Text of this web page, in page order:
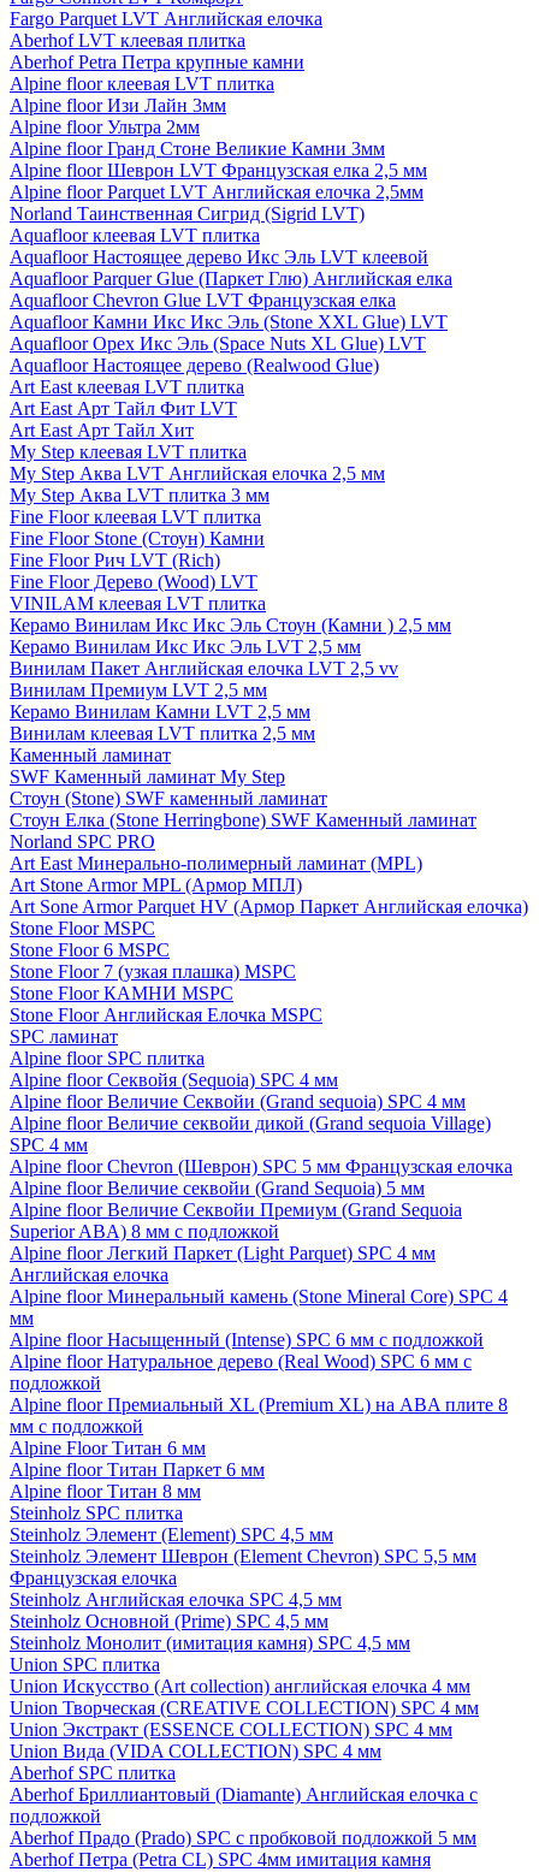
Fargo Parquet LVT Английская елочка
Aberhof LVT клеевая плитка
Aberhof Petra Петра крупные камни
Alpine floor клеевая LVT плитка
Alpine floor Изи Лайн 3мм
Alpine floor Ультра 2мм
Alpine floor Гранд Стоне Великие Камни 3мм
Alpine floor Шеврон LVT Французская елка 2,5 мм
Alpine floor Parquet LVT Английская елочка 2,5мм
Norland Таинственная Сигрид (Sigrid LVT)
Aquafloor клеевая LVT плитка
Aquafloor Настоящее дерево Икс Эль LVT клеевой
Aquafloor Parquer Glue (Паркет Глю) Английская елка
Aquafloor Chevron Glue LVT Французская елка
Aquafloor Камни Икс Икс Эль (Stone XXL Glue) LVT
Aquafloor Орех Икс Эль (Space Nuts XL Glue) LVT
Aquafloor Настоящее дерево (Realwood Glue)
Art East клеевая LVT плитка
Art East Арт Тайл Фит LVT
Art East Арт Тайл Хит
My Step клеевая LVT плитка
My Step Аква LVT Английская елочка 2,5 мм
My Step Аква LVT плитка 3 мм
Fine Floor клеевая LVT плитка
Fine Floor Stone (Стоун) Камни
Fine Floor Рич LVT (Rich)
Fine Floor Дерево (Wood) LVT
VINILAM клеевая LVT плитка
Керамо Винилам Икс Икс Эль Стоун (Камни ) 2,5 мм
Керамо Винилам Икс Икс Эль LVT 2,5 мм
Винилам Пакет Английская елочка LVT 2,5 vv
Винилам Премиум LVT 2,5 мм
Керамо Винилам Камни LVT 2,5 мм
Винилам клеевая LVT плитка 2,5 мм
Каменный ламинат
SWF Каменный ламинат My Step
Стоун (Stone) SWF каменный ламинат
Стоун Елка (Stone Herringbone) SWF Каменный ламинат
Norland SPC PRO
Art East Минерально-полимерный ламинат (MPL)
Art Stone Armor MPL (Армор МПЛ)
Art Sone Armor Parquet HV (Армор Паркет Английская елочка)
Stone Floor MSPC
Stone Floor 6 MSPC
Stone Floor 7 (узкая плашка) MSPC
Stone Floor КАМНИ MSPC
Stone Floor Английская Елочка MSPC
SPC ламинат
Alpine floor SPC плитка
Alpine floor Секвойя (Sequoia) SPC 4 мм
Alpine floor Величие Секвойи (Grand sequoia) SPC 4 мм
Alpine floor Величие секвойи дикой (Grand sequoia Village)
SPC 4 мм
Alpine floor Chevron (Шеврон) SPC 5 мм Французская елочка
Alpine floor Величие секвойи (Grand Sequoia) 5 мм
Alpine floor Величие Секвойи Премиум (Grand Sequoia
Superior ABA) 8 мм с подложкой
Alpine floor Легкий Паркет (Light Parquet) SPC 4 мм
Английская елочка
Alpine floor Минеральный камень (Stone Mineral Core) SPC 4
мм
Alpine floor Насыщенный (Intense) SPC 6 мм с подложкой
Alpine floor Натуральное дерево (Real Wood) SPC 6 мм с
подложкой
Alpine floor Премиальный XL (Premium XL) на ABA плите 8
мм с подложкой
Alpine Floor Титан 6 мм
Alpine floor Титан Паркет 6 мм
Alpine floor Титан 8 мм
Steinholz SPC плитка
Steinholz Элемент (Element) SPC 4,5 мм
Steinholz Элемент Шеврон (Element Chevron) SPC 5,5 мм
Французская елочка
Steinholz Английская елочка SPC 4,5 мм
Steinholz Основной (Prime) SPC 4,5 мм
Steinholz Монолит (имитация камня) SPC 4,5 мм
Union SPC плитка
Union Искусство (Art collection) английская елочка 4 мм
Union Творческая (CREATIVE COLLECTION) SPC 4 мм
Union Экстракт (ESSENCE COLLECTION) SPC 4 мм
Union Вида (VIDA COLLECTION) SPC 4 мм
Aberhof SPC плитка
Aberhof Бриллиантовый (Diamante) Английская елочка с
подложкой
Aberhof Прадо (Prado) SPC с пробковой подложкой 5 мм
Aberhof Петра (Petra CL) SPC 4мм имитация камня